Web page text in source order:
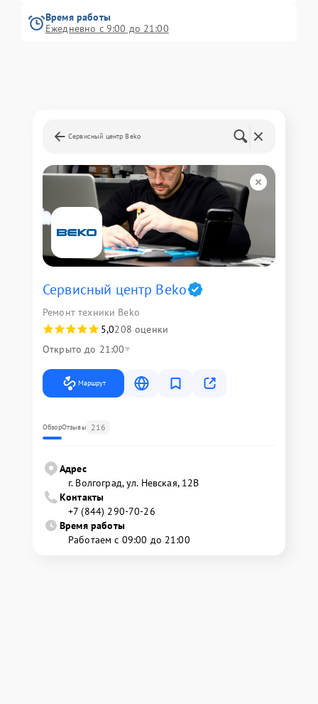
Время работы
Ежедневно с 9:00 до 21:00
Сервисный центр Beko
Сервисный центр Beko
Ремонт техники Beko
5,0208 оценки
Открыто до 21:00
Маршрут
ОбзорОтзывы 216
Адрес
г. Волгоград, ул. Невская, 12В
Контакты
+7 (844) 290-70-26
Время работы
Работаем с 09:00 до 21:00